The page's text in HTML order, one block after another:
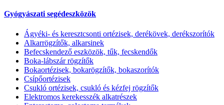
Gyógyászati segédeszközök
Ágyéki- és keresztcsonti ortézisek, derékövek, derékszorítók
Alkarrögzítők, alkarsinek
Befecskendező eszközök, tűk, fecskendők
Boka-lábszár rögzítők
Bokaortézisek, bokarögzítők, bokaszorítók
Csípőortézisek
Csukló ortézisek, csukló és kézfej rögzítők
Elektromos kerekesszék alkatrészek